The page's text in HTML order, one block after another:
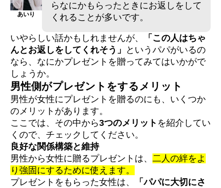
あいり
らなにかもらったときにお返しをして
くれることが多いです。
いやらしい話かもしれませんが、
「この人はちゃ
んとお返しをしてくれそう」
というパパがいるの
なら、なにかプレゼントを贈ってみてはいかがで
しょうか。
男性側がプレゼントをするメリット
男性が女性にプレゼントを贈るのにも、いくつか
のメリットがあります。
ここでは、その中から3つのメリット を紹介してい
くので、チェックしてください。
良好な関係構築と維持
男性から女性に贈るプレゼントは、 二人の絆をよ
り強固にするために使えます。
プレゼントをもらった女性は、
「パパに大切にさ